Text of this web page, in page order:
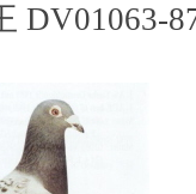
DV01063-